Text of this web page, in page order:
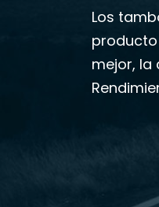
Los
mejor, la